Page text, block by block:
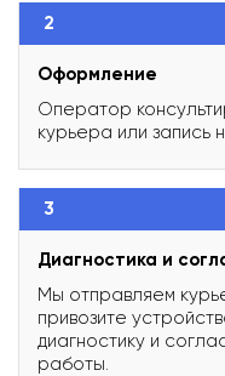
2
Оформление
Оператор
курьера или запись
3
Диагностика и
Мы отправляем
привозите
диагностику и
работы.